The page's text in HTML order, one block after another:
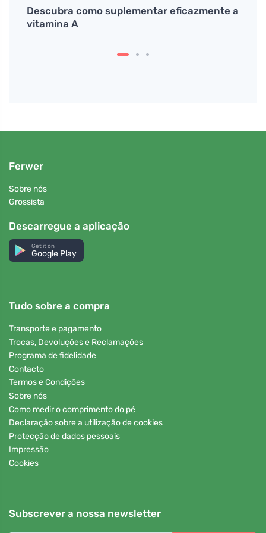
Descubra como suplementar eficazmente a
vitamina A
Ferwer
Sobre nós
Grossista
Descarregue a aplicação
Get it on
Google Play
Tudo sobre a compra
Transporte e pagamento
Trocas, Devoluções e Reclamações
Programa de fidelidade
Contacto
Termos e Condições
Sobre nós
Como medir o comprimento do pé
Declaração sobre a utilização de cookies
Protecção de dados pessoais
Impressão
Cookies
Subscrever a nossa newsletter